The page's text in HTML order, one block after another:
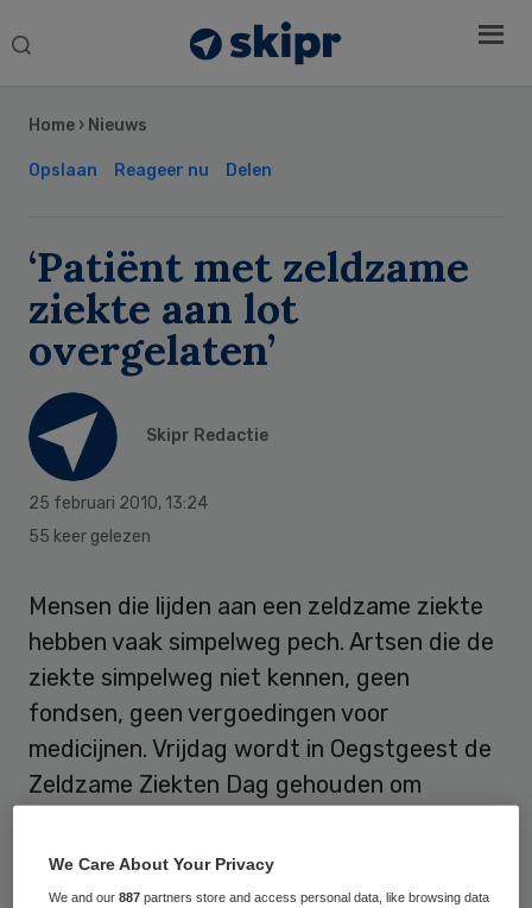
Search
Home › Nieuws
Opslaan Reageer nu Delen
‘Patiënt met zeldzame
ziekte aan lot
overgelaten’
Skipr Redactie
25 februari 2010, 13:24
55 keer gelezen
Mensen die lijden aan een zeldzame ziekte
hebben vaak simpelweg pech. Artsen die de
ziekte simpelweg niet kennen, geen
fondsen, geen vergoedingen voor
medicijnen. Vrijdag wordt in Oegstgeest de
Zeldzame Ziekten Dag gehouden om
waar de patiënten tegen aanlopen.
Sidebar
We Care About Your Privacy
We and our887 partners store and access personal data, like browsing data